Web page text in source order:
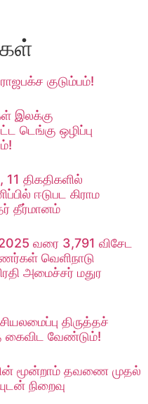
குடும்பம்!
இலக்கு
டெங்கு ஒழிப்பு
11 திகதிகளில்
ஈடுபட கிராம
தீர்மானம்
வரை 3,791 விசேட
வெளிநாடு
அமைச்சர் மதுர
திருத்தச்
கைவிட வேண்டும்!
மூன்றாம் தவணை முதல்
நிறைவு